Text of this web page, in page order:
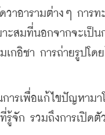
าอารามต่างๆ การท
าะสมที่นอกจากจะเ
เกอิชา การถ่ายรูป
รเพื่อแก้ไขปัญหาม
จัก รวมถึงการเปิด